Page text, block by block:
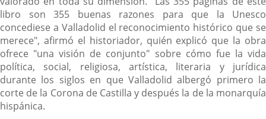
libro son 355 buenas razones para que la Unesco
concediese a Valladolid el reconocimiento histórico que se
merece", afirmó el historiador, quién explicó que la obra
ofrece "una visión de conjunto" sobre cómo fue la vida
política, social, religiosa, artística, literaria y jurídica
durante los siglos en que Valladolid albergó primero la
corte de la Corona de Castilla y después la de la monarquía
hispánica.